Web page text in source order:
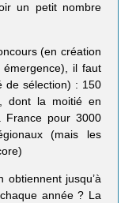
un petit nombre
(en création
émergence), il faut
de sélection) : 150
dont la moitié en
France pour 3000
(mais les
obtiennent jusqu’à
année ? La